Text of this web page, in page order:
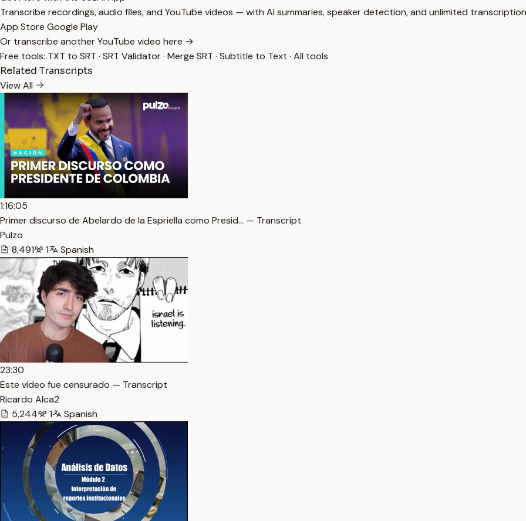
Transcribe recordings, audio files, and YouTube videos — with AI summaries, speaker detection, and unlimited
App Store Google Play
Or transcribe another YouTube video here →
Free tools: TXT to SRT · SRT Validator· Merge SRT · Subtitle to Text · All tools
Related Transcripts
View All
1:16:05
Primer discurso de Abelardo de la Espriella como Presid… — Transcript
Pulzo
8,491
1 Spanish
23:30
Este video fue censurado — Transcript
Ricardo Alca2
5,244
1 Spanish